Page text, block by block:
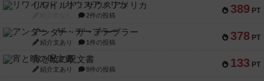
389 PT
リワイルド：サウスアメリカ
2件の投稿
378 PT
アンダー・ザ・テーブラー
紹介文あり 1件の投稿
133 PT
宵と暁の呪文書
紹介文あり 8件の投稿